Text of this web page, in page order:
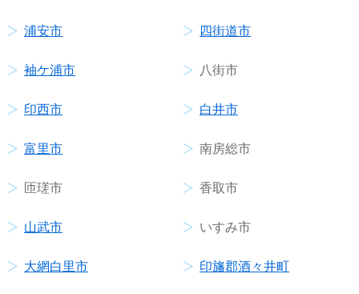
浦安市 四街道市
袖ケ浦市 八街市
印西市 白井市
富里市 南房総市
匝瑳市 香取市
山武市 いすみ市
大網白里市 印旛郡酒々井町